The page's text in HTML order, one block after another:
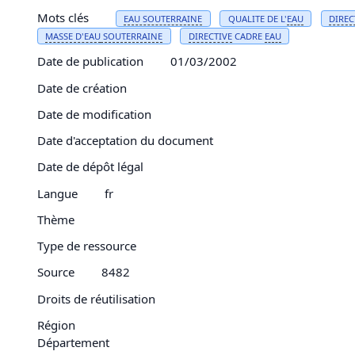
Mots clés
EAU SOUTERRAINE QUALITE DE L'EAU
MASSE D'EAU SOUTERRAINE DIRECTIVECADRE EAU
Date de publication
01/03/2002
Date de création
Date de modification
Date d'acceptation du document
Date de dépôt légal
Langue
fr
Thème
Type de ressource
Source
8482
Droits de réutilisation
Région
Département